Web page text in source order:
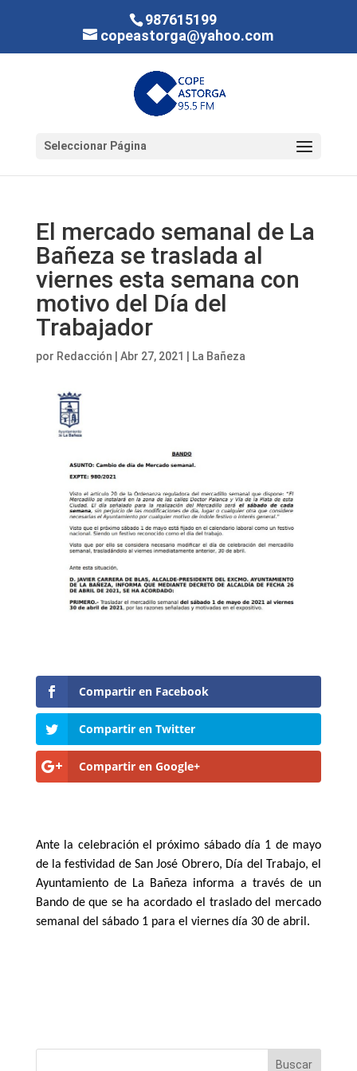
987615199
copeastorga@yahoo.com
Seleccionar Página
El mercado semanal de La
Bañeza se traslada al
viernes esta semana con
motivo del Día del
Trabajador
por Redacción Abr 27, 2021 La Bañeza
Compartir en Facebook
Compartir en Twitter
Compartir en Google+
Ante la celebración el próximo sábado día 1 de mayo
de la festividad de San José Obrero, Día del Trabajo, el
Ayuntamiento de La Bañeza informa a través de un
Bando de que se ha acordado el traslado del mercado
semanal del sábado 1 para el viernes día 30 de abril.